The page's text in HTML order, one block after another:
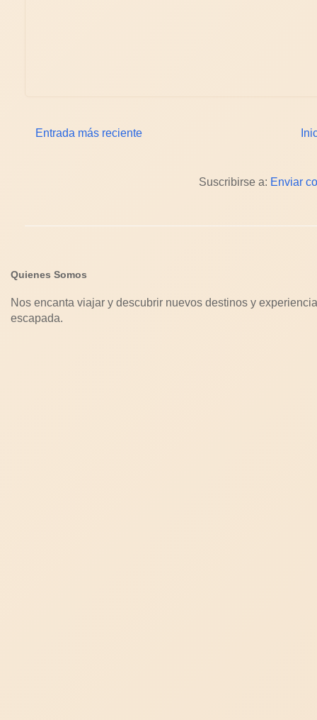
Entrada más reciente
Suscribirse a: Enviar
Quienes Somos
Nos encanta viajar y descubrir nuevos destinos y
escapada.